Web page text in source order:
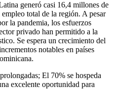
generó casi 16,4 millones de
total de la región. A pesar
la pandemia, los esfuerzos
privado han permitido a la
Se espera un crecimiento del
notables en países
El 70% se hospeda
excelente oportunidad para